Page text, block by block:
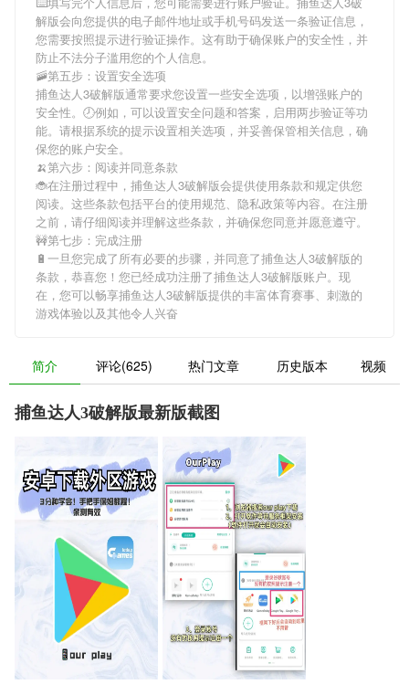
解版会向您提供的电子邮件地址或手机号码发送一条验证信息，
您需要按照提示进行验证操作。这有助于确保账户的安全性，并
防止不法分子滥用您的个人信息。
🚠第五步：设置安全选项
捕鱼达人3破解版通常要求您设置一些安全选项，以增强账户的
安全性。🕗例如，可以设置安全问题和答案，启用两步验证等功
能。请根据系统的提示设置相关选项，并妥善保管相关信息，确
保您的账户安全。
🍌第六步：阅读并同意条款
🐞在注册过程中， 捕鱼达人3破解版会提供使用条款和规定供您
阅读。这些条款包括平台的使用规范、隐私政策等内容。在注册
之前，请仔细阅读并理解这些条款，并确保您同意并愿意遵守。
🚧第七步：完成注册
🔋一旦您完成了所有必要的步骤，并同意了捕鱼达人3破解版的
条款，恭喜您！您已经成功注册了捕鱼达人3破解版账户。现
在，您可以畅享捕鱼达人3破解版提供的丰富体育赛事、刺激的
游戏体验以及其他令人兴奋
简介 评论(625) 热门文章 历史版本 视频
捕鱼达人3破解版最新版截图